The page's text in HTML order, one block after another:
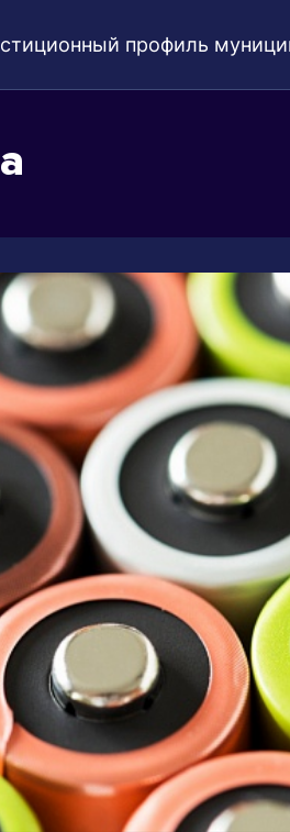
профиль